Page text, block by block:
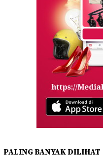
PALING BANYAK DILIHAT